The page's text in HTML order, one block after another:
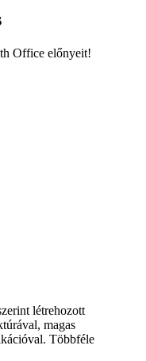
Office előnyeit!
létrehozott
magas
Többféle